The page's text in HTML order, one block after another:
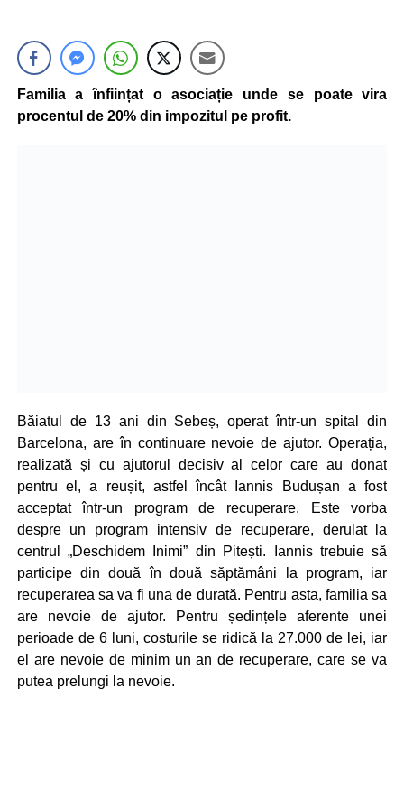
Familia a înființat o asociație unde se poate vira
procentul de 20% din impozitul pe profit.
Băiatul de 13 ani din Sebeș, operat într-un spital din
Barcelona, are în continuare nevoie de ajutor. Operația,
realizată și cu ajutorul decisiv al celor care au donat
pentru el, a reușit, astfel încât Iannis Budușan a fost
acceptat într-un program de recuperare. Este vorba
despre un program intensiv de recuperare, derulat la
centrul „Deschidem Inimi” din Pitești. Iannis trebuie să
participe din două în două săptămâni la program, iar
recuperarea sa va fi una de durată. Pentru asta, familia sa
are nevoie de ajutor. Pentru ședințele aferente unei
perioade de 6 luni, costurile se ridică la 27.000 de lei, iar
el are nevoie de minim un an de recuperare, care se va
putea prelungi la nevoie.